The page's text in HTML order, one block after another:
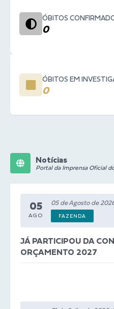
ÓBITOS
0
ÓBITOS EM
0
Notícias
Portal da Imprensa Oficial
05
AGO
05 de Agosto de
FAZENDA
JÁ PARTICIPOU DA
ORÇAMENTO 2027